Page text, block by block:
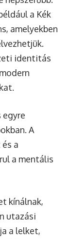
a Kék
amelyekben
identitás
egyre
A
a
a mentális
kínálnak,
utazási
a lelket,